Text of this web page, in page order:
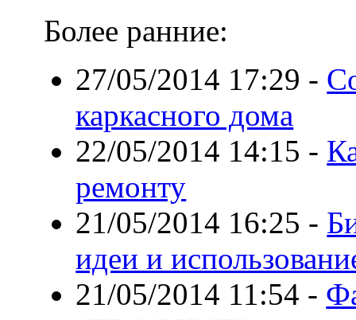
Более ранние:
27/05/2014 17:29 -
каркасного дома
22/05/2014 14:15 -
ремонту
21/05/2014 16:25 -
идеи и
21/05/2014 11:54 -